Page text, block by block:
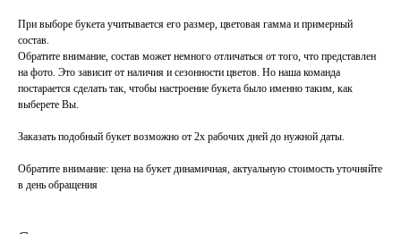
При выборе букета учитывается его размер, цветовая гамма и примерный
состав.
Обратите внимание, состав может немного отличаться от того, что представлен
на фото. Это зависит от наличия и сезонности цветов. Но наша команда
постарается сделать так, чтобы настроение букета было именно таким, как
выберете Вы.
Заказать подобный букет возможно от 2х рабочих дней до нужной даты.
Обратите внимание: цена на букет динамичная, актуальную стоимость уточняйте
в день обращения